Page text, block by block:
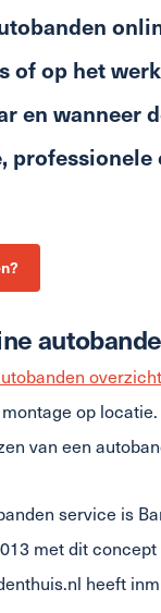
of op het
en wanneer
op
van een
service is
met dit
heeft